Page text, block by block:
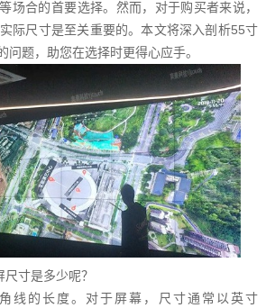
场合的首要选择。然而，对于购买者来说，
际尺寸是至关重要的。本文将深入剖析55寸
问题，助您在选择时更得心应手。
寸是多少呢？
线的长度。对于屏幕，尺寸通常以英寸